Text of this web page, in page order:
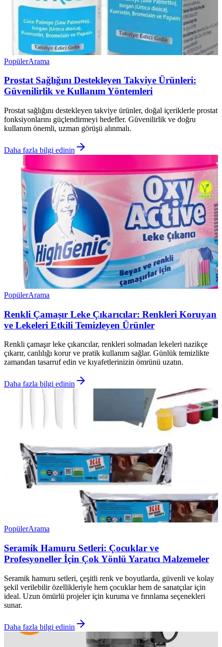
PopülerArama
Prostat Sağlığını Destekleyen Takviye Ürünleri:
Güvenilirlik ve Kullanım Yöntemleri
Prostat sağlığını destekleyen takviye ürünler, doğal içeriklerle prostat
fonksiyonlarını güçlendirmeyi hedefler. Güvenilirlik ve doğru
kullanım önemli, uzman görüşü alınmalı.
Daha fazla bilgi edinin
PopülerArama
Renkli Çamaşır Leke Çıkarıcılar: Renkleri Koruyan
ve Lekeleri Etkili Temizleyen Ürünler
Renkli çamaşır leke çıkarıcılar, renkleri solmadan lekeleri nazikçe
çıkarır, canlılığı korur ve pratik kullanım sağlar. Günlük temizlikte
zamandan tasarruf edin ve kıyafetlerinizin ömrünü uzatın.
Daha fazla bilgi edinin
PopülerArama
Seramik Hamuru Setleri: Çocuklar ve
Profesyoneller İçin Çok Yönlü Yaratıcı Malzemeler
Seramik hamuru setleri, çeşitli renk ve boyutlarda, güvenli ve kolay
şekil verilebilir özellikleriyle hem çocuklar hem de sanatçılar için
ideal. Uzun ömürlü projeler için kuruma ve fırınlama seçenekleri
sunar.
Daha fazla bilgi edinin